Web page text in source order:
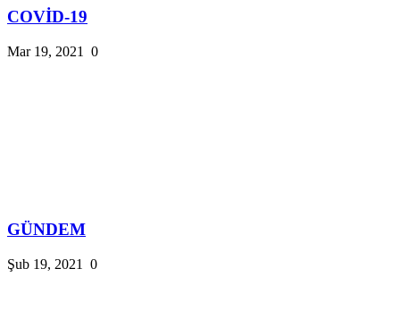
COVİD-19
Mar 19, 2021 0
GÜNDEM
Şub 19, 2021 0